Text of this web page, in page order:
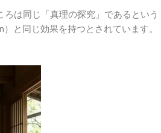
は同じ「真理の探究」であるという
と同じ効果を持つとされています。